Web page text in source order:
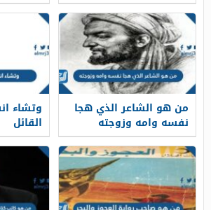
من هو الشاعر الذي هجا
نفسه وامه وزوجته
وتشاء
القائل